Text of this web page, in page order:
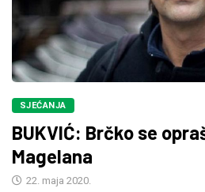
SJEĆANJA
BUKVIĆ: Brčko se
Magelana
22. maja 2020.